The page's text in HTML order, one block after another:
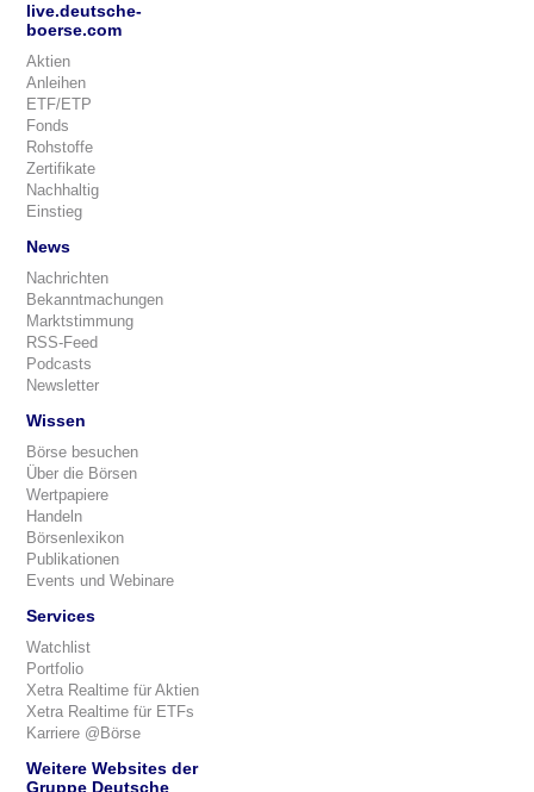
live.deutsche-
boerse.com
Aktien
Anleihen
ETF/ETP
Fonds
Rohstoffe
Zertifikate
Nachhaltig
Einstieg
News
Nachrichten
Bekanntmachungen
Marktstimmung
RSS-Feed
Podcasts
Newsletter
Wissen
Börse besuchen
Über die Börsen
Wertpapiere
Handeln
Börsenlexikon
Publikationen
Events und Webinare
Services
Watchlist
Portfolio
Xetra Realtime für Aktien
Xetra Realtime für ETFs
Karriere @Börse
Weitere Websites der
Gruppe Deutsche